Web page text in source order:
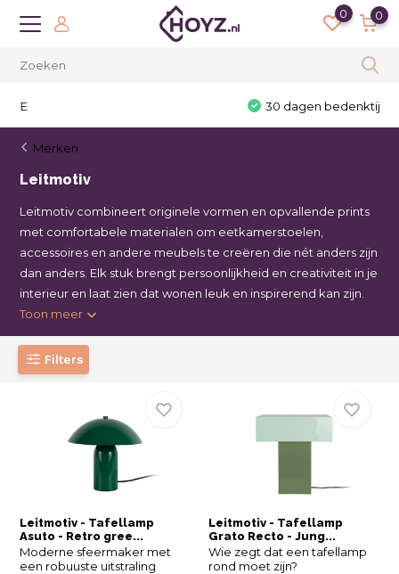
0 0
30 dagen bedenktijd
Merken
Leitmotiv
Leitmotiv combineert originele vormen en opvallende prints
met comfortabele materialen om eetkamerstoelen,
accessoires en andere meubels te creëren die nét anders zijn
dan anders. Elk stuk brengt persoonlijkheid en creativiteit in je
interieur en laat zien dat wonen leuk en inspirerend kan zijn.
Toon meer
Filters
Leitmotiv - Tafellamp
Asuto - Retro gree...
Moderne sfeermaker met
een robuuste uitstraling
Leitmotiv - Tafellamp
Grato Recto - Jung...
Wie zegt dat een tafellamp
rond moet zijn?